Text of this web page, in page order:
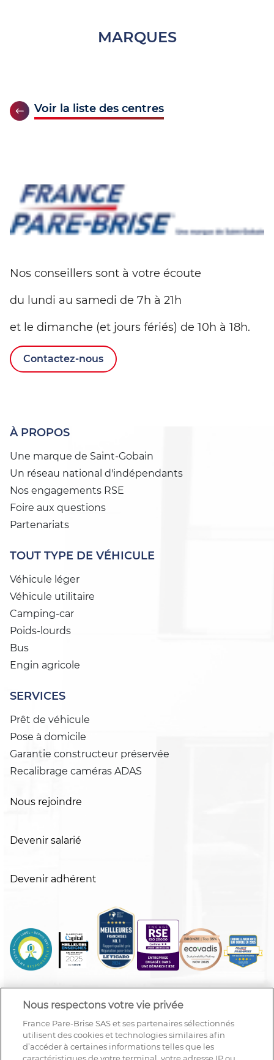
MARQUES
Voir la liste des centres
Nos conseillers sont à votre écoute
du lundi au samedi de 7h à 21h
et le dimanche (et jours fériés) de 10h à 18h.
Contactez-nous
À PROPOS
Une marque de Saint-Gobain
Un réseau national d'indépendants
Nos engagements RSE
Foire aux questions
Partenariats
TOUT TYPE DE VÉHICULE
Véhicule léger
Véhicule utilitaire
Camping-car
Poids-lourds
Bus
Engin agricole
SERVICES
Prêt de véhicule
Pose à domicile
Garantie constructeur préservée
Recalibrage caméras ADAS
Nous rejoindre
Devenir salarié
Devenir adhérent
Nous respectons votre vie privée
France Pare-Brise SAS et ses partenaires sélectionnés
utilisent des cookies et technologies similaires afin
d’accéder à certaines informations telles que les